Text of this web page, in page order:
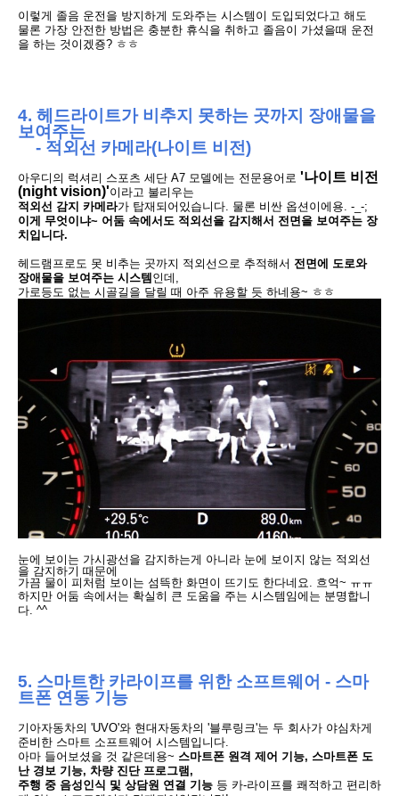
이렇게 졸음 운전을 방지하게 도와주는 시스템이 도입되었다고 해도
물론 가장 안전한 방법은 충분한 휴식을 취하고 졸음이 가셨을때 운전
을 하는 것이겠죵? ㅎㅎ
4. 헤드라이트가 비추지 못하는 곳까지 장애물을
보여주는
- 적외선 카메라(나이트 비전)
아우디의 럭셔리 스포츠 세단 A7 모델에는 전문용어로 '나이트 비전
(night vision)'이라고 불리우는
적외선 감지 카메라가 탑재되어있습니다. 물론 비싼 옵션이에용. -_-;
이게 무엇이냐~ 어둠 속에서도 적외선을 감지해서 전면을 보여주는 장
치입니다.
헤드램프로도 못 비추는 곳까지 적외선으로 추적해서 전면에 도로와
장애물을 보여주는 시스템 인데,
가로등도 없는 시골길을 달릴 때 아주 유용할 듯 하네용~ ㅎㅎ
눈에 보이는 가시광선을 감지하는게 아니라 눈에 보이지 않는 적외선
을 감지하기 때문에
가끔 물이 피처럼 보이는 섬뜩한 화면이 뜨기도 한다네요. 흐억~ ㅠㅠ
하지만 어둠 속에서는 확실히 큰 도움을 주는 시스템임에는 분명합니
다. ^^
5. 스마트한 카라이프를 위한 소프트웨어 - 스마
트폰 연동 기능
기아자동차의 'UVO'와 현대자동차의 '블루링크'는 두 회사가 야심차게
준비한 스마트 소프트웨어 시스템입니다.
아마 들어보셨을 것 같은데용~ 스마트폰 원격 제어 기능, 스마트폰 도
난 경보 기능, 차량 진단 프로그램,
주행 중 음성인식 및 상담원 연결 기능 등 카-라이프를 쾌적하고 편리하